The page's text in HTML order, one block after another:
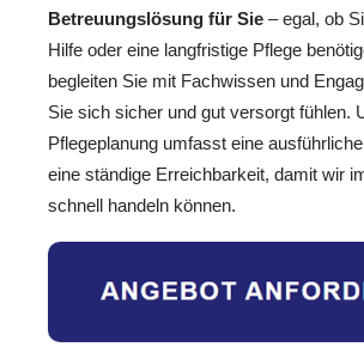
Betreuungslösung für Sie – egal, ob
Hilfe oder eine langfristige Pflege
begleiten Sie mit Fachwissen und
Sie sich sicher und gut versorgt fühlen.
Pflegeplanung umfasst eine
eine ständige Erreichbarkeit, damit wir
schnell handeln können.